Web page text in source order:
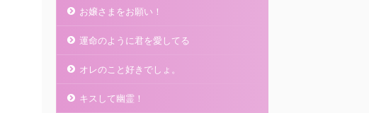
お嬢さまをお願い！
運命のように君を愛してる
オレのこと好きでしょ。
キスして幽霊！